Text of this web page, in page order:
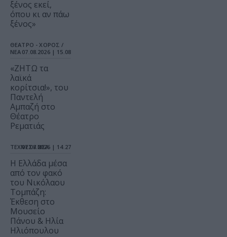
ξένος εκεί,
όπου κι αν πάω
ξένος»
ΘΕΑΤΡΟ - ΧΟΡΟΣ /
ΝΕΑ 07.08.2026 | 15.08
«ΖΗΤΩ τα
λαϊκά
κορίτσια!», του
Παντελή
Αμπαζή στο
Θέατρο
Ρεματιάς
ΤΕΧΝΕΣ / ΝΕΑ
07.08.2026 | 14.27
Η Ελλάδα μέσα
από τον φακό
του Νικόλαου
Τομπάζη:
Έκθεση στο
Μουσείο
Πάνου & Ηλία
Ηλιόπουλου